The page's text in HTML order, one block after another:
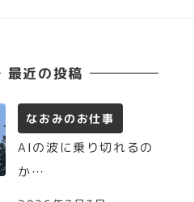
最近の投稿
なおみのお仕事
AIの波に乗り切れるの
か…